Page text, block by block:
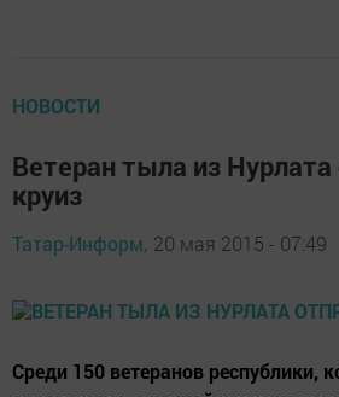
НОВОСТИ
Ветеран тыла из Нурлата
круиз
Татар-Информ, 20 мая 2015 - 07:49
Среди 150 ветеранов республики,